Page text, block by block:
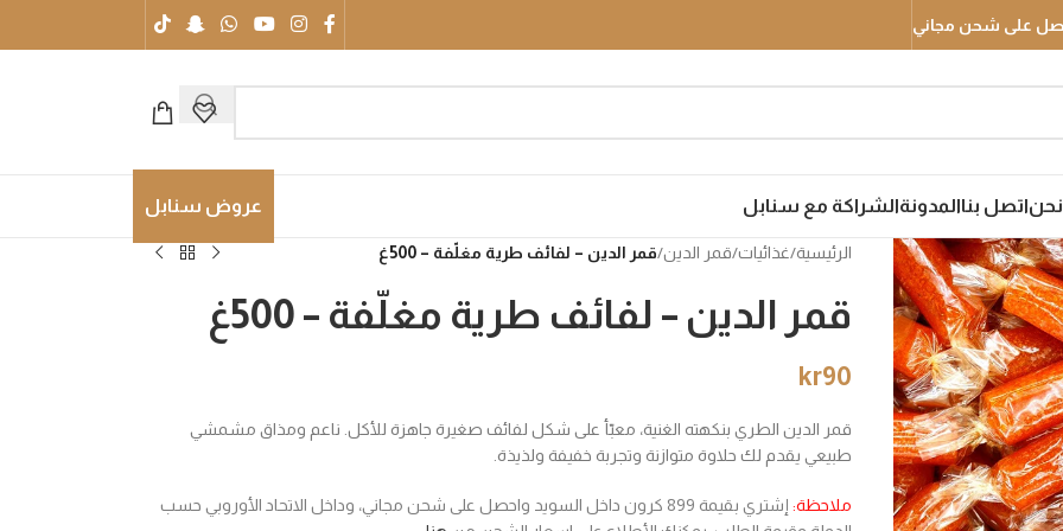
اتصل بناالمدونةالشراكة مع سنابل عروض سنابل
الرئيسية/غذائيات/قمر الدين/قمر الدين – لفائف طرية مغلّفة – 500غ
قمر الدين – لفائف طرية مغلّفة – 500غ
kr90
قمر الدين الطري بنكهته الغنية، معبّأ على شكل لفائف صغيرة جاهزة للأكل. ناعم ومذاق مشمشي
طبيعي يقدم لك حلاوة متوازنة وتجربة خفيفة ولذيذة.
ملاحظة:
إشتري بقيمة 899 كرون داخل السويد واحصل على شحن مجاني، وداخل الاتحاد الأوروبي حسب